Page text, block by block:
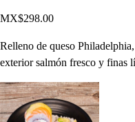
MX$298.00
Relleno de queso
exterior salmón fresco y finas